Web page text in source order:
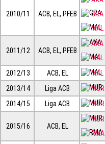
2010/11 ACB, EL, PFEB
GRA
MAL
2011/12 ACB, EL, PFEB
AXA
MAL
2012/13 ACB, EL MAL
2013/14
Liga ACB MUR
2014/15
Liga ACB MUR
2015/16 ACB, EL
MUR
RMA